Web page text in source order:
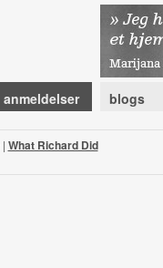
anmeldelser blogs
| What Richard Did